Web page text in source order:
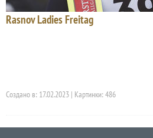
Rasnov Ladies Freitag
Создано в: 17.02.2023 | Картинки: 486